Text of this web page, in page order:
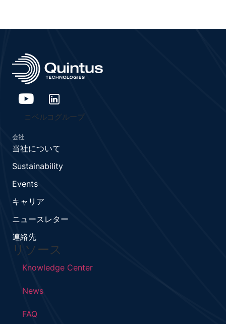
コベルコグループ
会社
当社について
Sustainability
Events
キャリア
ニュースレター
連絡先
リソース
Knowledge Center
News
FAQ